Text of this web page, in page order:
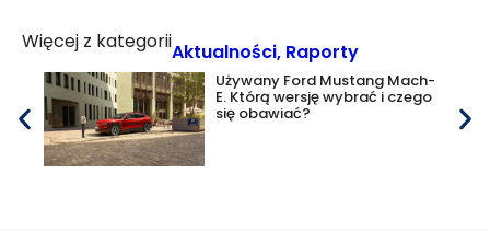
Więcej z kategoriiAktualności, Raporty
Używany Ford Mustang Mach-
E. Którą wersję wybrać i czego
się obawiać?